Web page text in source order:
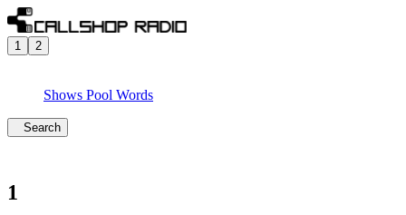
1 2
Shows Pool Words
Search
1